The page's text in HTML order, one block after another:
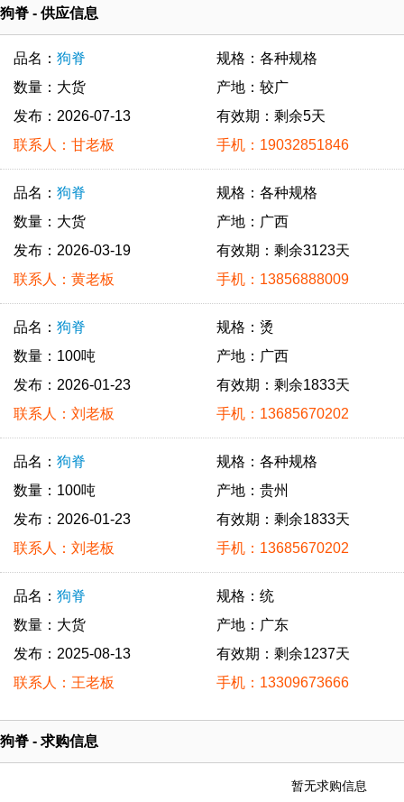
狗脊 - 供应信息
品名： 狗脊
数量：大货
发布：2026-07-13
联系人：甘老板
规格：各种规格
产地：较广
有效期：剩余5天
手机：19032851846
品名： 狗脊
数量：大货
发布：2026-03-19
联系人：黄老板
规格：各种规格
产地：广西
有效期：剩余3123天
手机：13856888009
品名： 狗脊
数量：100吨
发布：2026-01-23
联系人：刘老板
规格：烫
产地：广西
有效期：剩余1833天
手机：13685670202
品名： 狗脊
数量：100吨
发布：2026-01-23
联系人：刘老板
规格：各种规格
产地：贵州
有效期：剩余1833天
手机：13685670202
品名： 狗脊
数量：大货
发布：2025-08-13
联系人：王老板
规格：统
产地：广东
有效期：剩余1237天
手机：13309673666
狗脊 - 求购信息
暂无求购信息